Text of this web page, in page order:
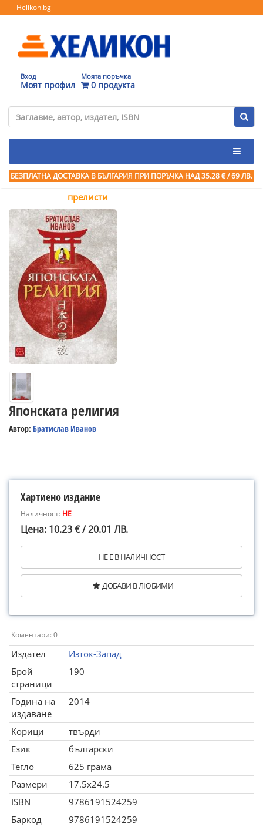
Helikon.bg
Вход
Моят профил
Моята поръчка
0 продукта
БЕЗПЛАТНА ДОСТАВКА В БЪЛГАРИЯ ПРИ ПОРЪЧКА НАД 35.28 € / 69 ЛВ.
прелисти
Японската религия
Автор: Братислав Иванов
Хартиено издание
Наличност: НЕ
Цена: 10.23 € / 20.01 ЛВ.
НЕ Е В НАЛИЧНОСТ
ДОБАВИ В ЛЮБИМИ
Коментари: 0
Издател
Изток-Запад
Брой
страници
190
Година на
издаване
2014
Корици
твърди
Език
български
Тегло
625 грама
Размери
17.5x24.5
ISBN
9786191524259
Баркод
9786191524259